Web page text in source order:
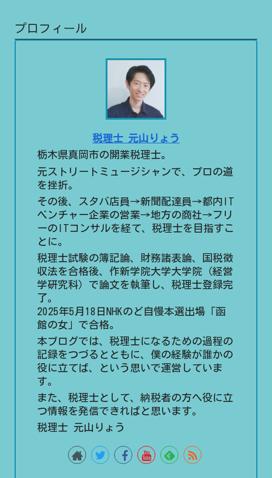
プロフィール
税理士 元山りょう
栃木県真岡市の開業税理士。
元ストリートミュージシャンで、プロの道
を挫折。
その後、スタバ店員→新聞配達員→都内IT
ベンチャー企業の営業→地方の商社→フリ
ーのITコンサルを経て、税理士を目指すこ
とに。
税理士試験の簿記論、財務諸表論、国税徴
収法を合格後、作新学院大学大学院（経営
学研究科）で論文を執筆し、税理士登録完
了。
2025年5月18日NHKのど自慢本選出場「函
館の女」で合格。
本ブログでは、税理士になるための過程の
記録をつづるとともに、僕の経験が誰かの
役に立てば、という思いで運営していま
す。
また、税理士として、納税者の方へ役に立
つ情報を発信できればと思います。
税理士 元山りょう